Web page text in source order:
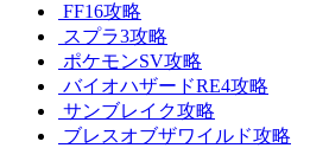
FF16攻略
スプラ3攻略
ポケモンSV攻略
バイオハザードRE4攻略
サンブレイク攻略
ブレスオブザワイルド攻略